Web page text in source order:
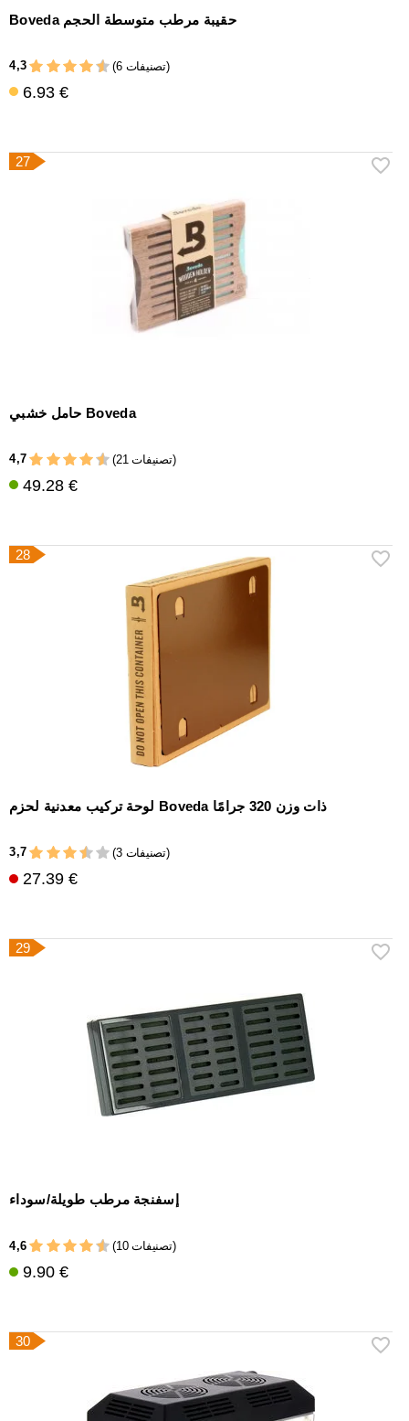
Boveda حقيبة مرطب متوسطة الحجم
4,3 (6 تصنيفات)
6.93 €
27
حامل خشبي Boveda
4,7 (21 تصنيفات)
49.28 €
28
لوحة تركيب معدنية لحزم Boveda ذات وزن 320 جرامًا
3,7 (3 تصنيفات)
27.39 €
29
إسفنجة مرطب طويلة/سوداء
4,6 (10 تصنيفات)
9.90 €
30